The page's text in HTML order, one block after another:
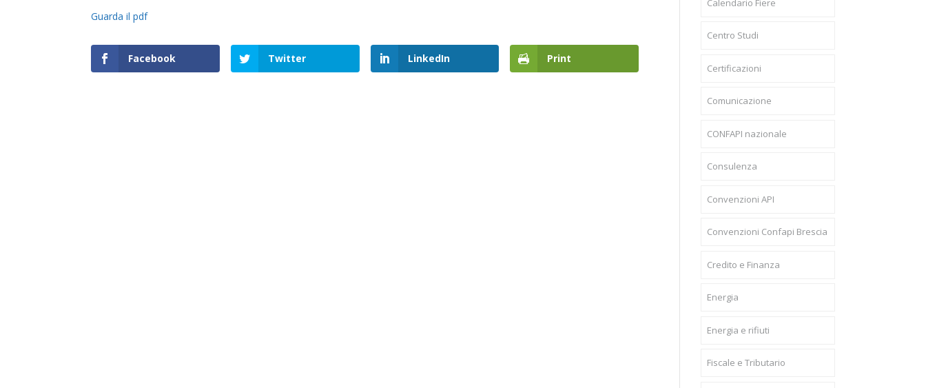
Guarda il pdf
Facebook Twitter LinkedIn Print
Centro Studi
Certificazioni
Comunicazione
CONFAPI nazionale
Consulenza
Convenzioni API
Convenzioni Confapi Brescia
Credito e Finanza
Energia
Energia e rifiuti
Fiscale e Tributario